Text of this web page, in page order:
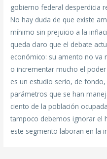
gobierno federal desperdicia
No hay duda de que existe
mínimo sin prejuicio a la
queda claro que el debate
económico: su amento no va
o incrementar mucho el
es un estudio serio, de
parámetros que se han
ciento de la población
tampoco debemos ignorar el
este segmento laboran en la